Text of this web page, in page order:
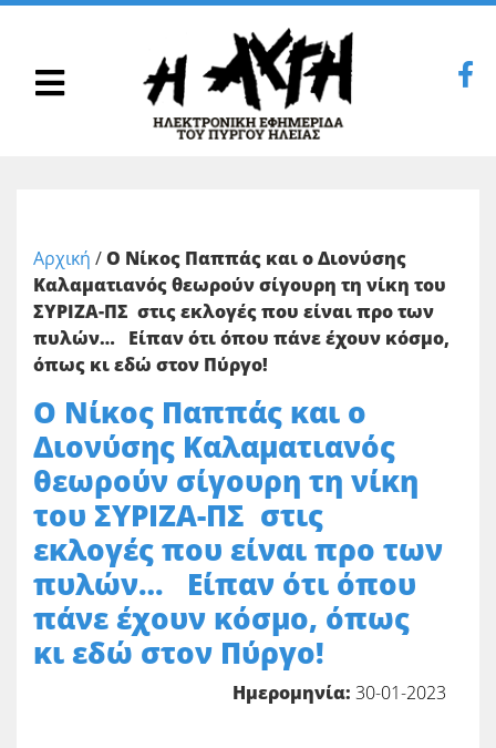
Αρχική /Ο Νίκος Παππάς και ο Διονύσης
Καλαματιανός θεωρούν σίγουρη τη νίκη του
ΣΥΡΙΖΑ-ΠΣ στις εκλογές που είναι προ των
πυλών… Είπαν ότι όπου πάνε έχουν κόσμο,
όπως κι εδώ στον Πύργο!
Ο Νίκος Παππάς και ο
Διονύσης Καλαματιανός
θεωρούν σίγουρη τη νίκη
του ΣΥΡΙΖΑ-ΠΣ στις
εκλογές που είναι προ των
πυλών… Είπαν ότι όπου
πάνε έχουν κόσμο, όπως
κι εδώ στον Πύργο!
Ημερομηνία: 30-01-2023